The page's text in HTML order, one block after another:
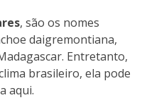
, são os nomes
daigremontiana,
Entretanto,
brasileiro, ela pode
aqui.